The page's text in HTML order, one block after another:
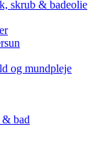
skrub & badeolie
og mundpleje
& bad